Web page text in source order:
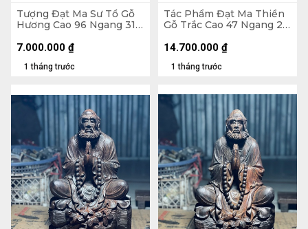
Tượng Đạt Ma Sư Tổ Gỗ
Hương Cao 96 Ngang 31
1 tháng trước
7.000.000 ₫
Tác Phẩm Đạt Ma Thiền
Gỗ Trắc Cao 47 Ngang 26
1 tháng trước
14.700.000 ₫